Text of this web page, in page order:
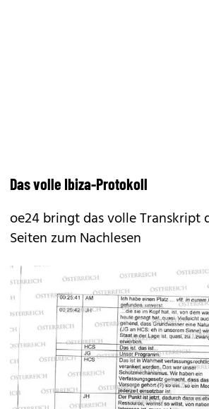
Das volle Ibiza-Protokoll
oe24 bringt das volle Transkript
Seiten zum Nachlesen